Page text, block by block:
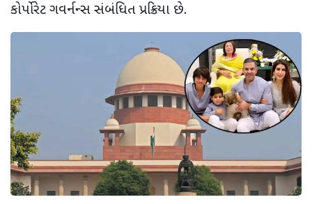
કોર્પોરેટ ગવર્નન્સ સંબંધિત પ્રક્રિયા છે.